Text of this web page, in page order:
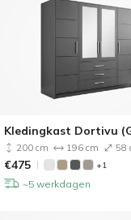
Kledingkast Dortivu
200 cm 196 cm 58
€475 +1
~5 werkdagen